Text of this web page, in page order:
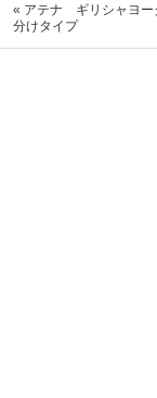
« アテナ ギリシャヨ
分けタイプ